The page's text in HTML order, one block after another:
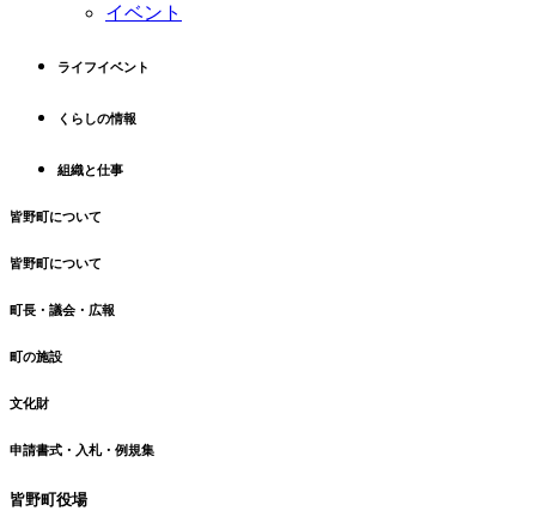
イベント
ライフイベント
くらしの情報
組織と仕事
皆野町について
皆野町について
町長・議会・広報
町の施設
文化財
申請書式・入札・例規集
皆野町役場